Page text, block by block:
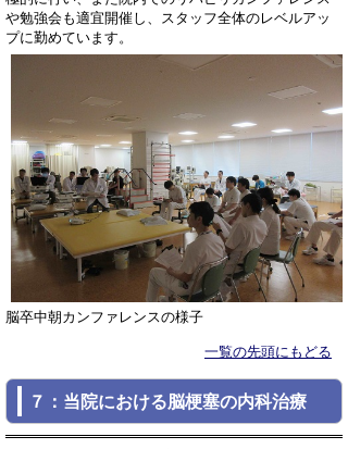
や勉強会も適宜開催し、スタッフ全体のレベルアッ
プに勤めています。
脳卒中朝カンファレンスの様子
一覧の先頭にもどる
７：当院における脳梗塞の内科治療